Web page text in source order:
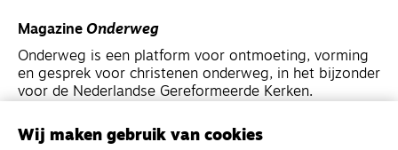
Magazine Onderweg
Onderweg is een platform voor ontmoeting, vorming
en gesprek voor christenen onderweg, in het bijzonder
voor de Nederlandse Gereformeerde Kerken.
MagazineOnderweg
Wij maken gebruik van cookies